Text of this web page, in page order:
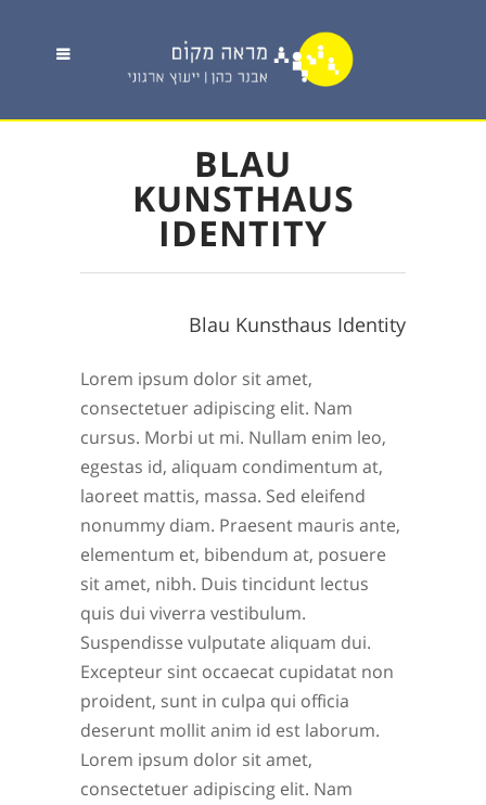
BLAU
KUNSTHAUS
IDENTITY
Blau Kunsthaus Identity
Lorem ipsum dolor sit amet,
consectetuer adipiscing elit. Nam
cursus. Morbi ut mi. Nullam enim leo,
egestas id, aliquam condimentum at,
laoreet mattis, massa. Sed eleifend
nonummy diam. Praesent mauris ante,
elementum et, bibendum at, posuere
sit amet, nibh. Duis tincidunt lectus
quis dui viverra vestibulum.
Suspendisse vulputate aliquam dui.
Excepteur sint occaecat cupidatat non
proident, sunt in culpa qui officia
deserunt mollit anim id est laborum.
Lorem ipsum dolor sit amet,
consectetuer adipiscing elit. Nam